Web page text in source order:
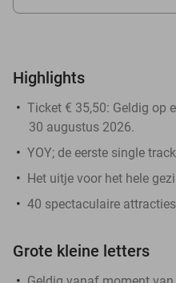
Highlights
Ticket € 35,50: Geldig op
30 augustus 2026.
YOY; de eerste single
Het uitje voor het hele
40 spectaculaire
Grote kleine letters